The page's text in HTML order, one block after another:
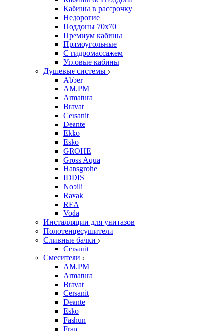
Кабины в рассрочку
Недорогие
Поддоны 70x70
Премиум кабины
Прямоугольные
С гидромассажем
Угловые кабины
Душевые системы
Abber
AM.PM
Armatura
Bravat
Cersanit
Deante
Ekko
Esko
GROHE
Gross Aqua
Hansgrohe
IDDIS
Nobili
Ravak
REA
Voda
Инсталляции для унитазов
Полотенцесушители
Сливные бачки
Cersanit
Смесители
AM.PM
Armatura
Bravat
Cersanit
Deante
Esko
Fashun
Frap